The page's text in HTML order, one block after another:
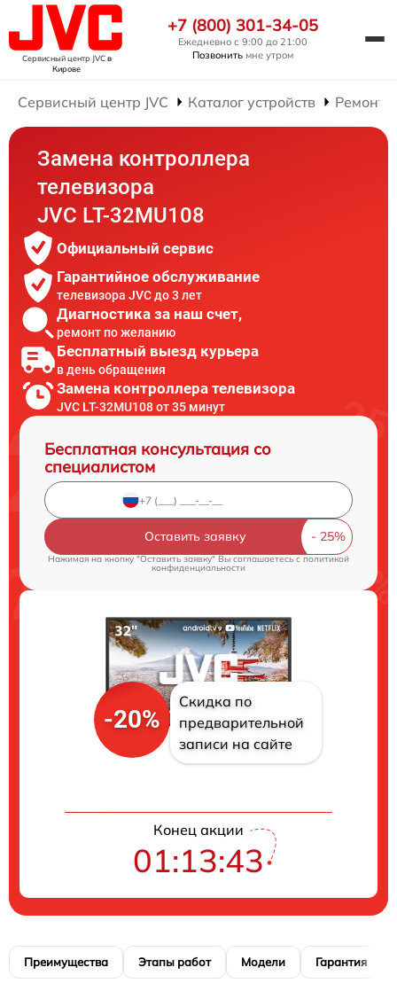
Сервисный центр JVCв
Кирове
+7 (800) 301-34-05
Ежедневно с 9:00 до 21:00
Позвонить мне утром
Сервисный центр JVC Каталог устройств Ремонт
Замена контроллера
телевизора
JVC LT-32MU108
Официальный сервис
Гарантийное обслуживание
телевизора JVC до 3 лет
Диагностика за наш счет,
ремонт по желанию
Бесплатный выезд курьера
в день обращения
Замена контроллера телевизора
JVC LT-32MU108 от 35 минут
Бесплатная консультация со
специалистом
Оставить заявку
Нажимая на кнопку "Оставить заявку" Вы соглашаетесь cполитикой
конфиденциальности
-20%
Скидка по
предварительной
записи на сайте
Конец акции
01:13:42
Преимущества Этапы работ Модели Гарантия